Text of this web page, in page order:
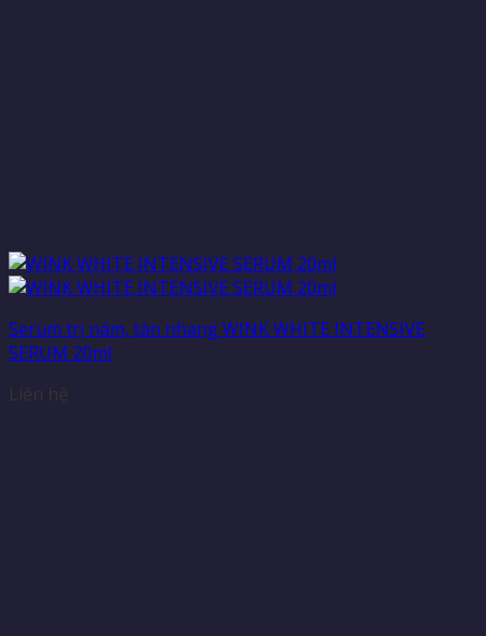
Serum trị nám, tàn nhang WINK WHITE INTENSIVE
SERUM 20ml